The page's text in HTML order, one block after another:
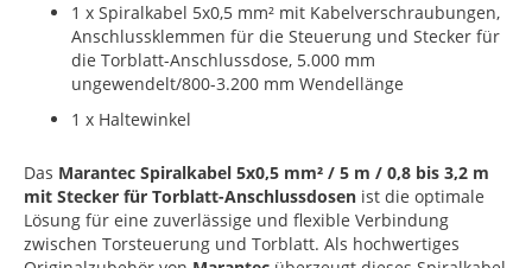
1 x Spiralkabel 5x0,5 mm² mit Kabelverschraubungen,
Anschlussklemmen für die Steuerung und Stecker für
die Torblatt-Anschlussdose, 5.000 mm
ungewendelt/800-3.200 mm Wendellänge
1 x Haltewinkel
Das Marantec Spiralkabel 5x0,5 mm² / 5 m / 0,8 bis 3,2 m
mit Stecker für Torblatt-Anschlussdosen ist die optimale
Lösung für eine zuverlässige und flexible Verbindung
zwischen Torsteuerung und Torblatt. Als hochwertiges